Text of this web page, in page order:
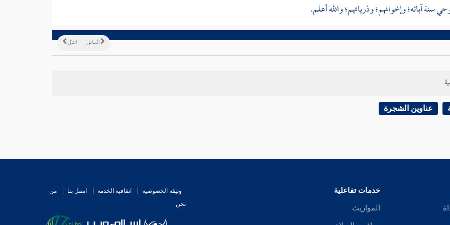
سنة آبائه؛ وإخوانهم؛ وذرياتهم؛ والله أعلم.
التالي السابق
عناوين الشجرة
خدمات تفاعلية
المواريث
وثيقة الخصوصية اتفاقية الخدمة اتصل بنا
من
نحن